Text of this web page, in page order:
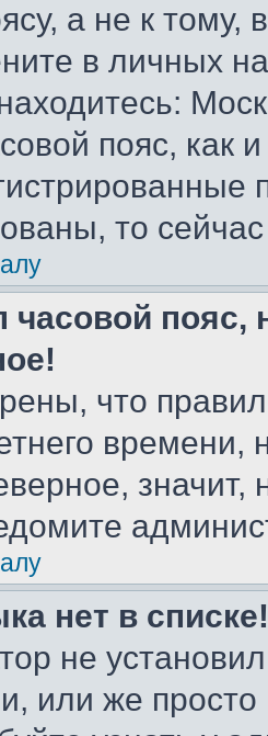
а не к тому,
в личных
пояс, как
то
часовой пояс,
что
значит,
нет в списке!
не
или же